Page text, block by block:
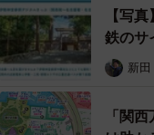
【写
鉄のサ
新田
「関